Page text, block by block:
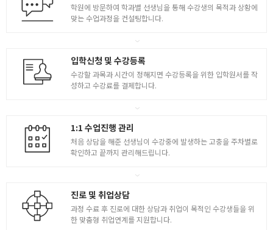
- Block, Design Center을 활용한 가구 배치
- 이미지 삽입 및 수정 교육
2차원도면제작 / 기출 모의고사 풀이
- Pline, Pedit, Xline, Ray, Point 사용법 학습
- Divide Measure, Isometric 사용법 학습
- CAT 자격 시험 구성 및 응시조건과 출제 유형
- CAT 기출문제 풀이 및 설명
- MVIEW, MVSETUP 배치공간 작성하는 요령 파악
학원에 방문하여 학과별 선생님을 통해 수강생의 목적과 상황에
맞는 수업과정을 컨설팅합니다.
입학신청 및 수강등록
수강할 과목과 시간이 정해지면 수강등록을 위한 입학원서를 작
성하고 수강료를 결제합니다.
1:1 수업진행 관리
처음 상담을 해준 선생님이 수강중에 발생하는 고충을 주차별로
확인하고 끝까지 관리해드립니다.
진로 및 취업상담
과정 수료 후 진로에 대한 상담과 취업이 목적인 수강생들을 위
한 맞춤형 취업연계를 지원합니다.